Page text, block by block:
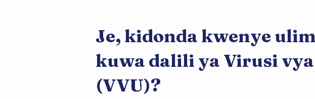
Je, kidonda kwenye
kuwa dalili ya Virusi
(VVU)?